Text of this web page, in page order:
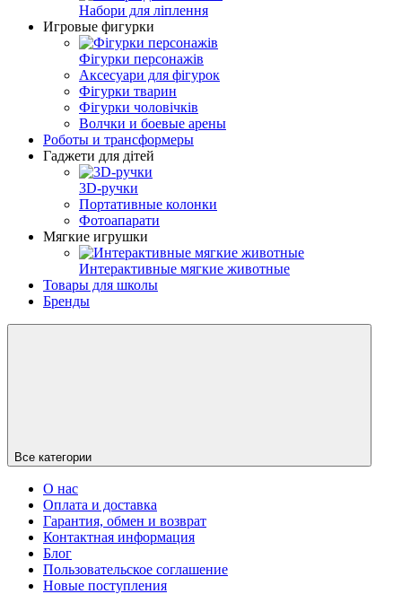
Набори для ліплення
Игровые фигурки
Фігурки персонажів
Аксесуари для фігурок
Фігурки тварин
Фігурки чоловічків
Волчки и боевые арены
Роботы и трансформеры
Гаджети для дітей
3D-ручки
Портативные колонки
Фотоапарати
Мягкие игрушки
Интерактивные мягкие животные
Товары для школы
Бренды
Все категории
О нас
Оплата и доставка
Гарантия, обмен и возврат
Контактная информация
Блог
Пользовательское соглашение
Новые поступления